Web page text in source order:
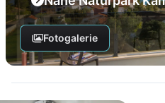
Fotogalerie